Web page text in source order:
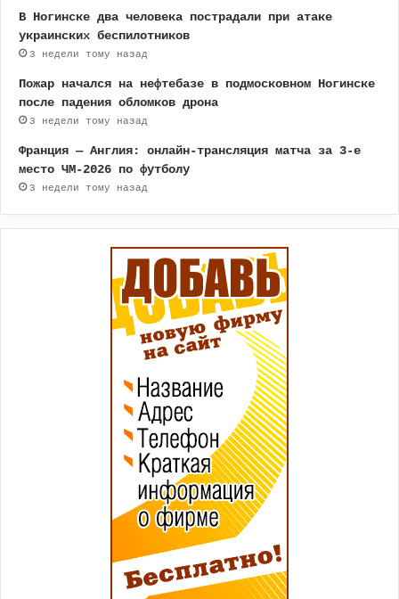
В Ногинске два человека пострадали при атаке
украинских беспилотников
3 недели тому назад
Пожар начался на нефтебазе в подмосковном Ногинске
после падения обломков дрона
3 недели тому назад
Франция — Англия: онлайн-трансляция матча за 3-е
место ЧМ-2026 по футболу
3 недели тому назад